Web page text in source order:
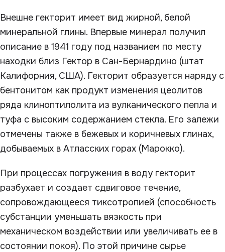
Внешне гекторит имеет вид жирной, белой
минеральной глины. Впервые минерал получил
описание в 1941 году под названием по месту
находки близ Гектор в Сан-Бернардино (штат
Калифорния, США). Гекторит образуется наряду с
бентонитом как продукт изменения цеолитов
ряда клиноптилолита из вулканического пепла и
туфа с высоким содержанием стекла. Его залежи
отмечены также в бежевых и коричневых глинах,
добываемых в Атласских горах (Марокко).
При процессах погружения в воду гекторит
разбухает и создает сдвиговое течение,
сопровождающееся тиксотропией (способность
субстанции уменьшать вязкость при
механическом воздействии или увеличивать ее в
состоянии покоя). По этой причине сырье